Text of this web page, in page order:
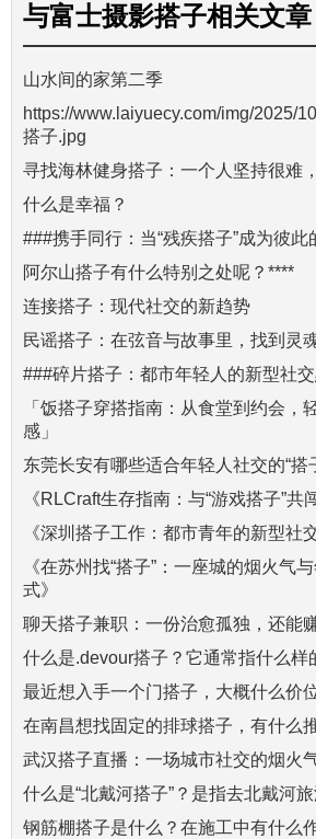
与富士摄影搭子相关文章
山水间的家第二季
https://www.laiyuecy.com/img/2025/
搭子.jpg
寻找海林健身搭子：一个人坚持很难
什么是幸福？
###携手同行：当“残疾搭子”成为彼此
阿尔山搭子有什么特别之处呢？****
连接搭子：现代社交的新趋势
民谣搭子：在弦音与故事里，找到灵
###碎片搭子：都市年轻人的新型社
「饭搭子穿搭指南：从食堂到约会，
感」
东莞长安有哪些适合年轻人社交的“搭
《RLCraft生存指南：与“游戏搭子”共
《深圳搭子工作：都市青年的新型社
《在苏州找“搭子”：一座城的烟火气
式》
聊天搭子兼职：一份治愈孤独，还能
什么是.devour搭子？它通常指什么样
最近想入手一个门搭子，大概什么价
在南昌想找固定的排球搭子，有什么
武汉搭子直播：一场城市社交的烟火
什么是“北戴河搭子”？是指去北戴河
钢筋棚搭子是什么？在施工中有什么